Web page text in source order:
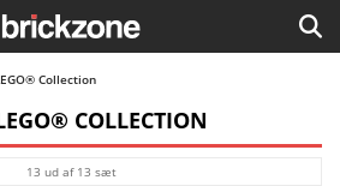
Collection
COLLECTION
13 ud af 13 sæt